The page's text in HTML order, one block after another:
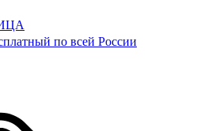
по всей России